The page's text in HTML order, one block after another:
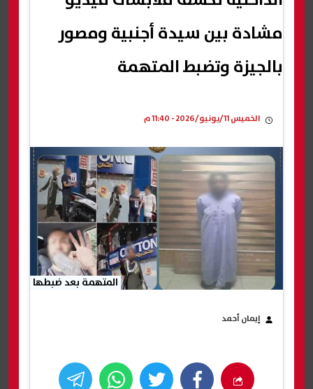
مشادة بين سيدة أجنبية ومصور
بالجيزة وتضبط المتهمة
الخميس 11/يونيو/2026 - 11:40 م
المتهمة بعد ضبطها
إيمان أحمد